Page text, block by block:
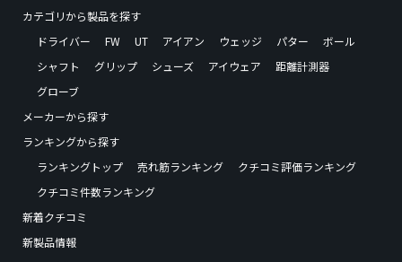
カテゴリから製品を探す
ドライバー
FW UT アイアン ウェッジ パター
ボール
シャフト
グリップ シューズ アイウェア
距離計測器
グローブ
メーカーから探す
ランキングから探す
ランキングトップ
売れ筋ランキング
クチコミ評価ランキング
クチコミ件数ランキング
新着クチコミ
新製品情報